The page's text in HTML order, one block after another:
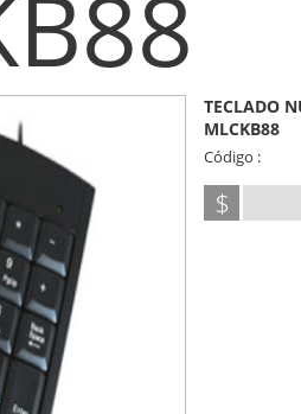
TECLADO
MLCKB88
Código :
$